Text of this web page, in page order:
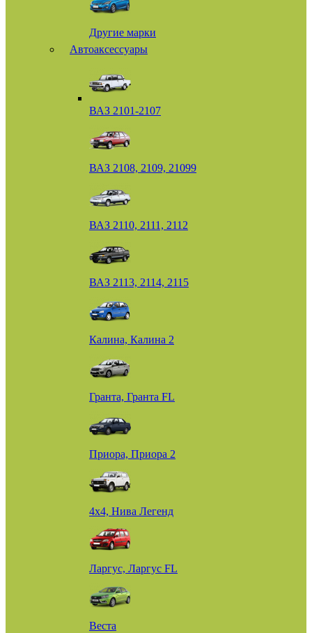
Другие марки
Автоаксессуары
ВАЗ 2101-2107
ВАЗ 2108, 2109, 21099
ВАЗ 2110, 2111, 2112
ВАЗ 2113, 2114, 2115
Калина, Калина 2
Гранта, Гранта FL
Приора, Приора 2
4х4, Нива Легенд
Ларгус, Ларгус FL
Веста